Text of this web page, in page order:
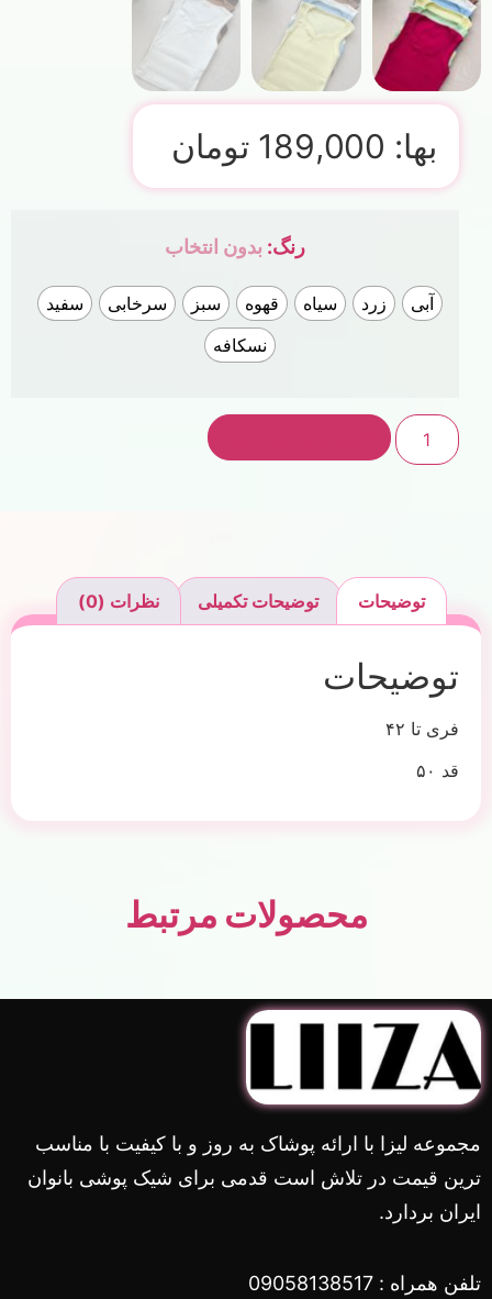
بها: 189,000 تومان
رنگ: بدون انتخاب
آبی زرد سیاه قهوه سبز سرخابی
سفید
نسکافه
توضیحات توضیحات تکمیلی نظرات (0)
توضیحات
فری تا ۴۲
قد ۵۰
محصولات مرتبط
مجموعه لیزا با ارائه پوشاک به روز و با کیفیت با مناسب
ترین قیمت در تلاش است قدمی برای شیک پوشی بانوان
ایران بردارد.
تلفن همراه : 09058138517